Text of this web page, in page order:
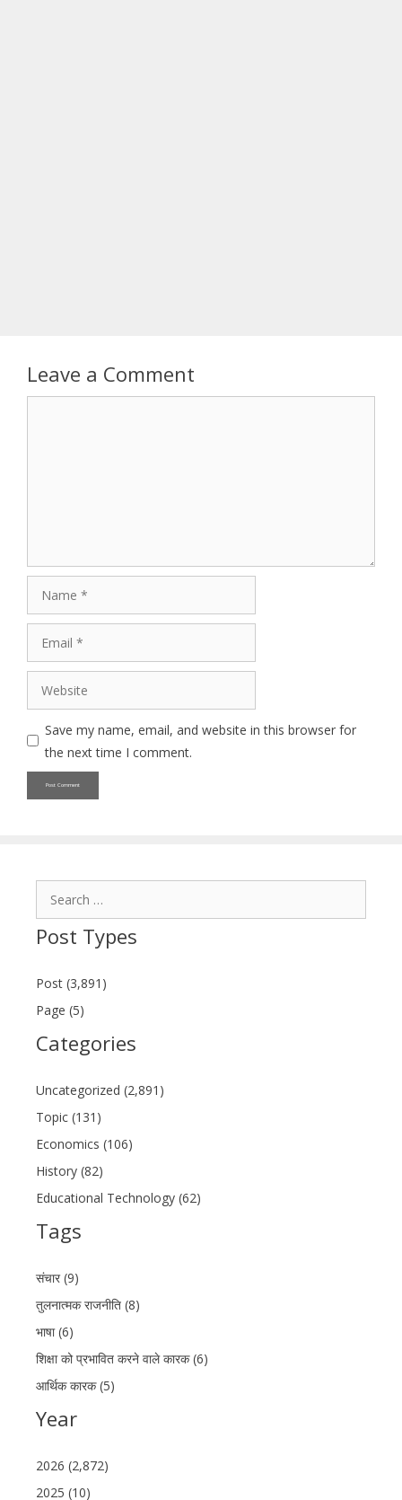
Leave a Comment
Website
Save my name, email, and website in this browser for
the next time I comment.
Post Types
Post (3,891)
Page (5)
Categories
Uncategorized (2,891)
Topic (131)
Economics (106)
History (82)
Educational Technology (62)
Tags
संचार (9)
तुलनात्मक राजनीति (8)
भाषा (6)
शिक्षा को प्रभावित करने वाले कारक (6)
आर्थिक कारक (5)
Year
2026 (2,872)
2025 (10)